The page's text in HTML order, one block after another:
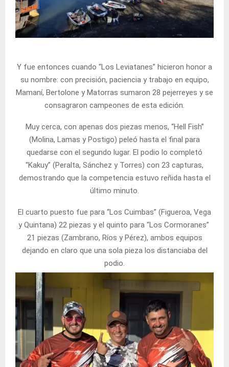
Y fue entonces cuando “Los Leviatanes” hicieron honor a
su nombre: con precisión, paciencia y trabajo en equipo,
Mamaní, Bertolone y Matorras sumaron 28 pejerreyes y se
consagraron campeones de esta edición.
Muy cerca, con apenas dos piezas menos, “Hell Fish”
(Molina, Lamas y Postigo) peleó hasta el final para
quedarse con el segundo lugar. El podio lo completó
“Kakuy” (Peralta, Sánchez y Torres) con 23 capturas,
demostrando que la competencia estuvo reñida hasta el
último minuto.
El cuarto puesto fue para “Los Cuimbas” (Figueroa, Vega
y Quintana) 22 piezas y el quinto para “Los Cormoranes”
21 piezas (Zambrano, Ríos y Pérez), ambos equipos
dejando en claro que una sola pieza los distanciaba del
podio.